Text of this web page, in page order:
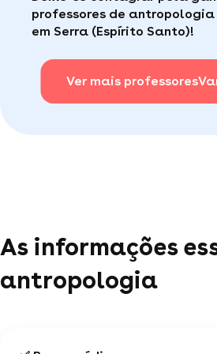
professores de
em Serra (Espírito Santo)!
Ver mais professores
As informações
antropologia